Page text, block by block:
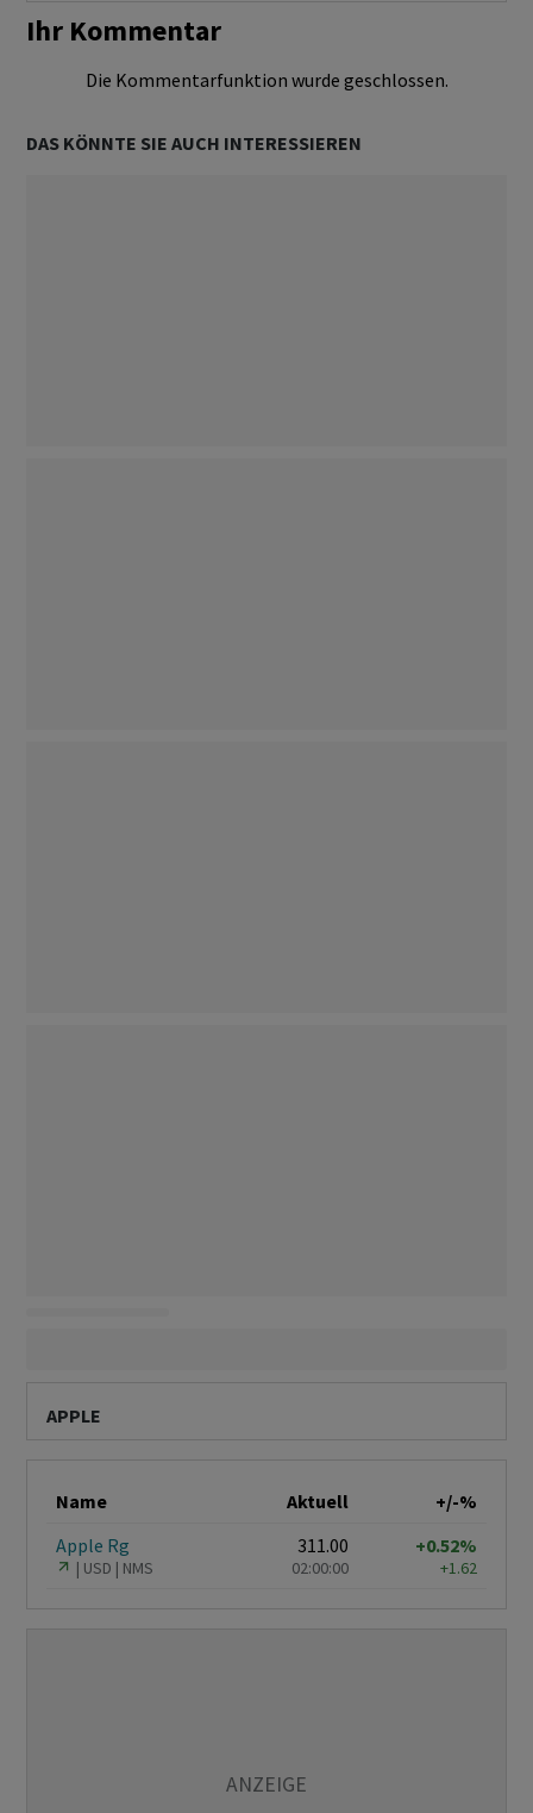
Ihr Kommentar
Die Kommentarfunktion wurde geschlossen.
DAS KÖNNTE SIE AUCH INTERESSIEREN
APPLE
Name Aktuell
+/-%
Apple Rg
USD NMS
311.00
02:00:00
+0.52%
+1.62